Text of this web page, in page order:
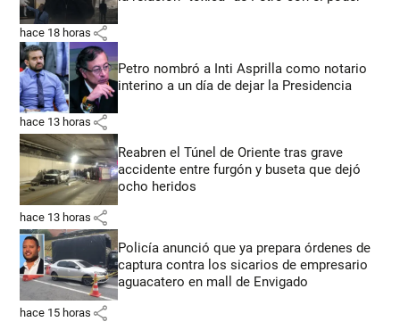
hace 18 horas share
Petro nombró a Inti Asprilla como notario
interino a un día de dejar la Presidencia
hace 13 horas share
Reabren el Túnel de Oriente tras grave
accidente entre furgón y buseta que dejó
ocho heridos
hace 13 horas share
Policía anunció que ya prepara órdenes de
captura contra los sicarios de empresario
aguacatero en mall de Envigado
hace 15 horas share